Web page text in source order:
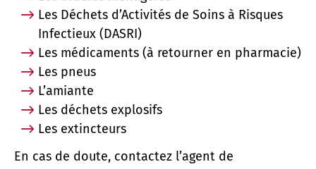
Les Déchets d’Activités de Soins à Risques
Infectieux (DASRI)
Les médicaments (à retourner en pharmacie)
Les pneus
L’amiante
Les déchets explosifs
Les extincteurs
En cas de doute, contactez l’agent de